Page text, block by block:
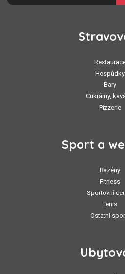
Hospůdky
Bary
Cukrárny,
Pizzerie
Sport a
Bazény
Fitness
Sportovní
Tenis
Ostatní